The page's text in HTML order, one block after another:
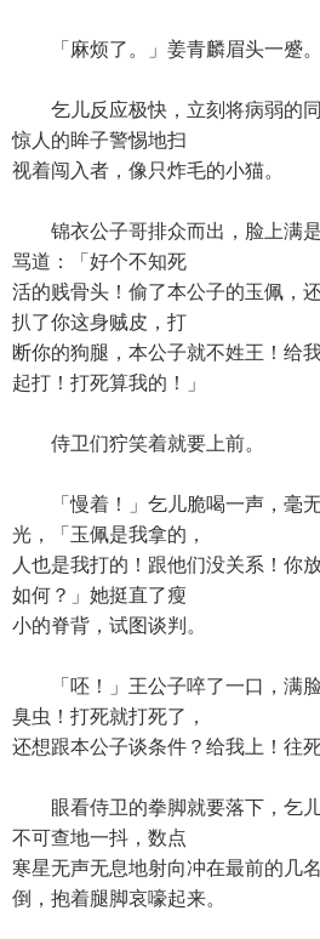
「麻烦了。」姜青麟眉头一蹙。
乞儿反应极快，立刻将病弱的同
惊人的眸子警惕地扫
视着闯入者，像只炸毛的小猫。
锦衣公子哥排众而出，脸上满是
骂道：「好个不知死
活的贱骨头！偷了本公子的玉佩，
扒了你这身贼皮，打
断你的狗腿，本公子就不姓王！给
起打！打死算我的！」
侍卫们狞笑着就要上前。
「慢着！」乞儿脆喝一声，毫无
光，「玉佩是我拿的，
人也是我打的！跟他们没关系！你
如何？」她挺直了瘦
小的脊背，试图谈判。
「呸！」王公子啐了一口，满脸
臭虫！打死就打死了，
还想跟本公子谈条件？给我上！往死
眼看侍卫的拳脚就要落下，乞儿
不可查地一抖，数点
寒星无声无息地射向冲在最前的几
倒，抱着腿脚哀嚎起来。